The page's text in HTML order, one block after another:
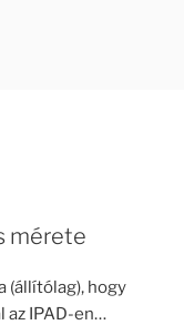
mérete
(állítólag), hogy
az IPAD-en…